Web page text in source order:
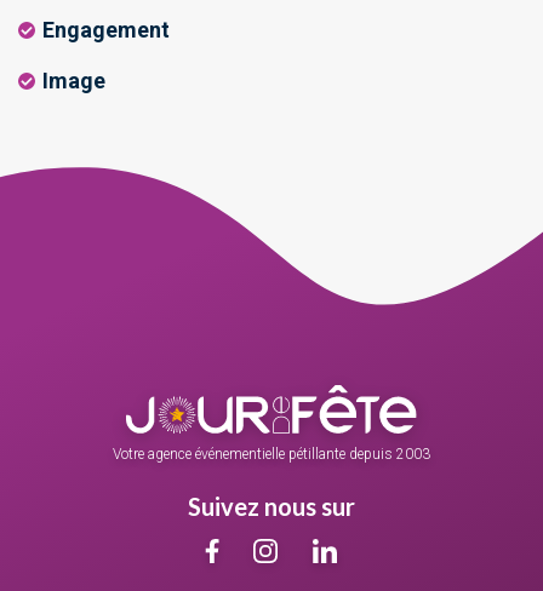
Engagement
Image
Votre agence événementielle pétillante depuis 2003
Suivez nous sur